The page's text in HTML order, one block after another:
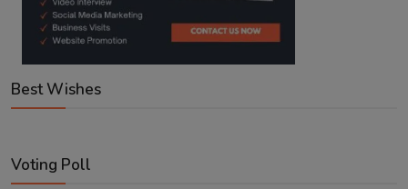
Best Wishes
Voting Poll